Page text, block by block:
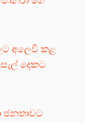
අලෙවි කළ
දෙකට
ජනතාවට